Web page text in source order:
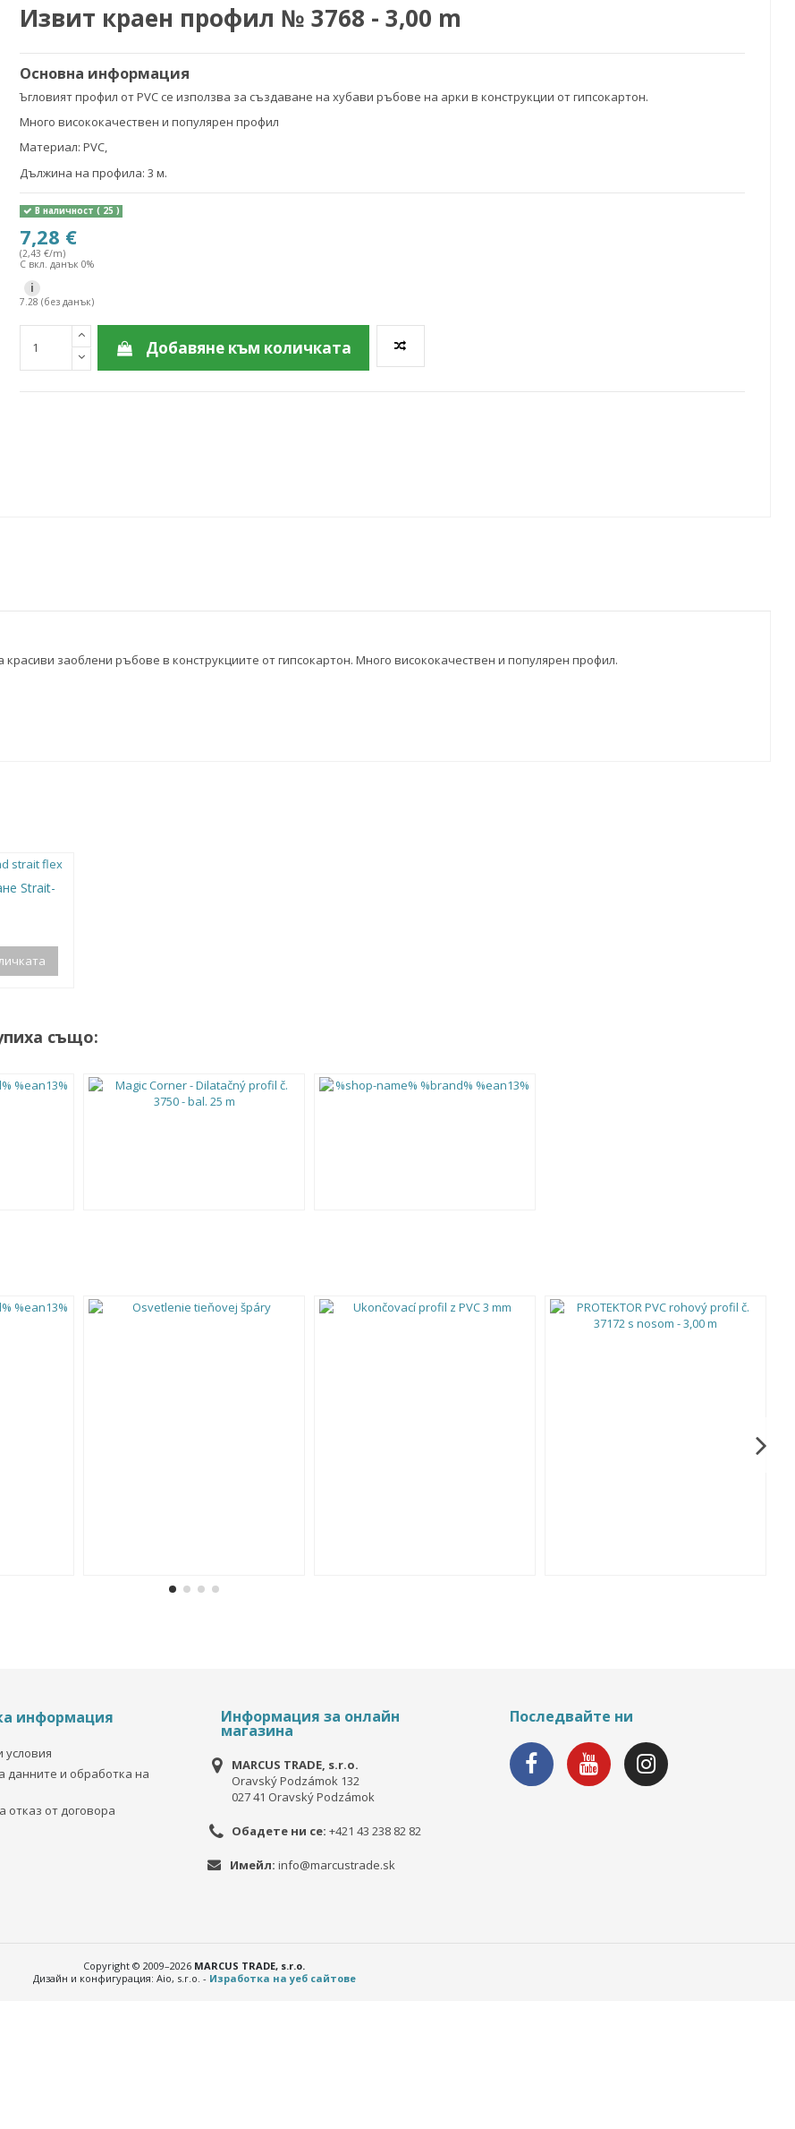
Извит краен профил № 3768 - 3,00 m
Основна информация
Ъгловият профил от PVC се използва за създаване на хубави ръбове на арки в конструкции от гипсокартон.
Много висококачествен и популярен профил
Материал: PVC,
Дължина на профила: 3 м.
В наличност ( 25 )
7,28 €
(2,43 €/m)
С вкл. данък 0%
i
7.28 (без данък)
Добавяне към количката
заоблени ръбове в конструкциите от гипсокартон. Много висококачествен и популярен профил.
Strait-
също:
информация
условия
данните и обработка на
отказ от договора
Информация за онлайн
магазина
MARCUS TRADE, s.r.o.
Oravský Podzámok 132
027 41 Oravský Podzámok
Обадете ни се: +421 43 238 82 82
Имейл: info@marcustrade.sk
Последвайте ни
Copyright © 2009–2026 MARCUS TRADE, s.r.o.
Дизайн и конфигурация: Aio, s.r.o. - Изработка на уеб сайтове